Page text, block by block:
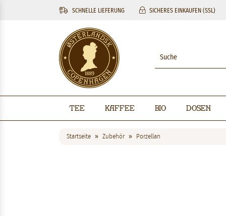
SCHNELLE LIEFERUNG SICHERES EINKAUFEN (SSL)
Tee Kaffee BIO Dosen
Startseite Zubehör Porzellan